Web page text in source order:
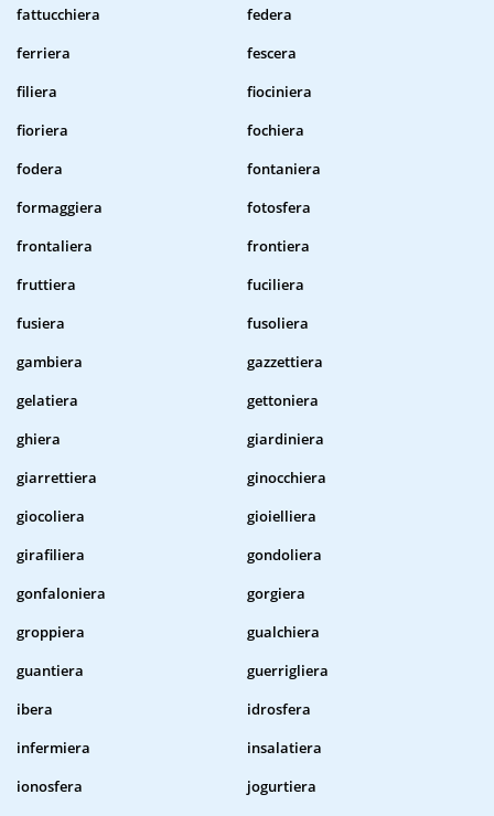
fattucchiera
federa
ferriera
fescera
filiera
fiociniera
fioriera
fochiera
fodera
fontaniera
formaggiera
fotosfera
frontaliera
frontiera
fruttiera
fuciliera
fusiera
fusoliera
gambiera
gazzettiera
gelatiera
gettoniera
ghiera
giardiniera
giarrettiera
ginocchiera
giocoliera
gioielliera
girafiliera
gondoliera
gonfaloniera
gorgiera
groppiera
gualchiera
guantiera
guerrigliera
ibera
idrosfera
infermiera
insalatiera
ionosfera
jogurtiera